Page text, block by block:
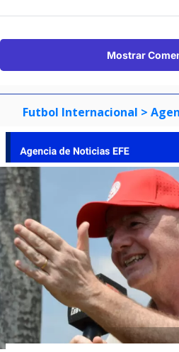
Mostrar
Futbol Internacional >